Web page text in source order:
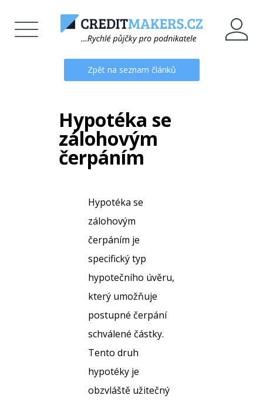
Zpět na seznam článků
Hypotéka se
zálohovým
čerpáním
Hypotéka se
zálohovým
čerpáním je
specifický typ
hypotečního úvěru,
který umožňuje
postupné čerpání
schválené částky.
Tento druh
hypotéky je
obzvláště užitečný